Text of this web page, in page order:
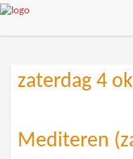
zaterdag 4
Mediteren